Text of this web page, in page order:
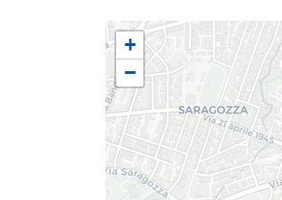
+
−